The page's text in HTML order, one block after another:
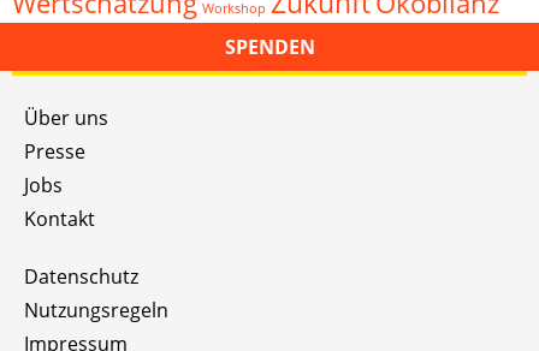
Workshop
SPENDEN
Über uns
Presse
Jobs
Kontakt
Datenschutz
Nutzungsregeln
Impressum